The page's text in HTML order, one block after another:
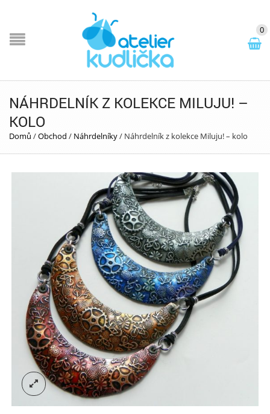
0
NÁHRDELNÍK Z KOLEKCE MILUJU! –
KOLO
Domů /Obchod / Náhrdelníky/ Náhrdelník z kolekce Miluju! – kolo